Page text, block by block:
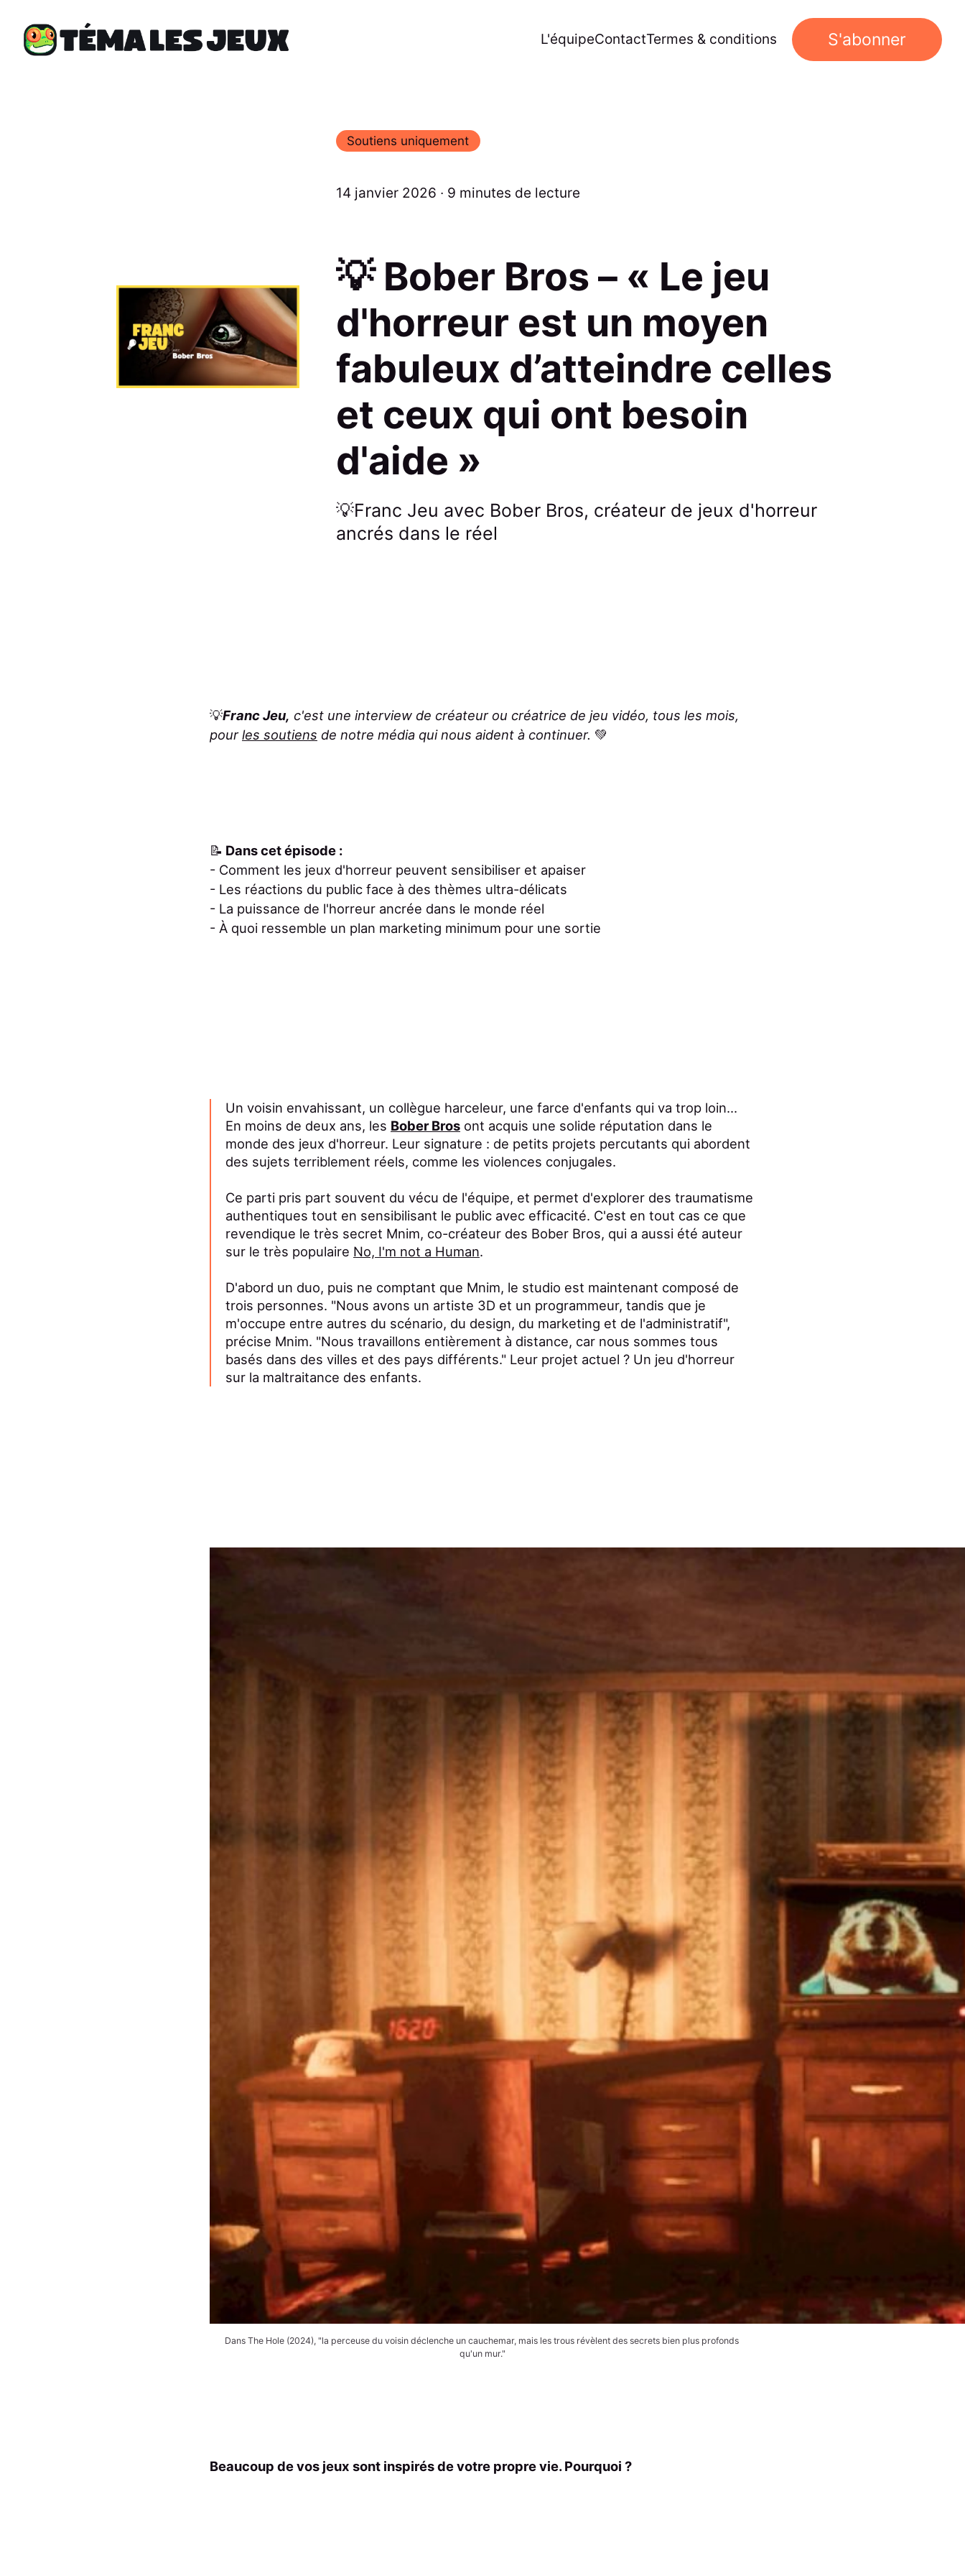
L'équipeContactTermes & conditions S'abonner
Soutiens uniquement
14 janvier 2026 ∙ 9 minutes de lecture
💡 Bober Bros – « Le jeu
d'horreur est un moyen
fabuleux d’atteindre celles
et ceux qui ont besoin
d'aide »
💡Franc Jeu avec Bober Bros, créateur de jeux d'horreur
ancrés dans le réel
💡Franc Jeu, c'est une interview de créateur ou créatrice de jeu vidéo, tous les mois,
pourles soutiens de notre média qui nous aident à continuer. 💚
📝 Dans cet épisode :
- Comment les jeux d'horreur peuvent sensibiliser et apaiser
- Les réactions du public face à des thèmes ultra-délicats
- La puissance de l'horreur ancrée dans le monde réel
- À quoi ressemble un plan marketing minimum pour une sortie
Un voisin envahissant, un collègue harceleur, une farce d'enfants qui va trop loin...
En moins de deux ans, les Bober Bros ont acquis une solide réputation dans le
monde des jeux d'horreur. Leur signature : de petits projets percutants qui abordent
des sujets terriblement réels, comme les violences conjugales.
Ce parti pris part souvent du vécu de l'équipe, et permet d'explorer des traumatisme
authentiques tout en sensibilisant le public avec efficacité. C'est en tout cas ce que
revendique le très secret Mnim, co-créateur des Bober Bros, qui a aussi été auteur
sur le très populaire No, I'm not a Human.
D'abord un duo, puis ne comptant que Mnim, le studio est maintenant composé de
trois personnes. "Nous avons un artiste 3D et un programmeur, tandis que je
m'occupe entre autres du scénario, du design, du marketing et de l'administratif",
précise Mnim. "Nous travaillons entièrement à distance, car nous sommes tous
basés dans des villes et des pays différents." Leur projet actuel ? Un jeu d'horreur
sur la maltraitance des enfants.
Dans The Hole (2024), "la perceuse du voisin déclenche un cauchemar, mais les trous révèlent des secrets bien plus profonds
qu'un mur."
Beaucoup de vos jeux sont inspirés de votre propre vie. Pourquoi ?